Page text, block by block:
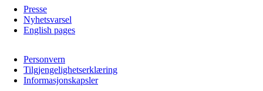
Presse
Nyhetsvarsel
English pages
Personvern
Tilgjengelighetserklæring
Informasjonskapsler